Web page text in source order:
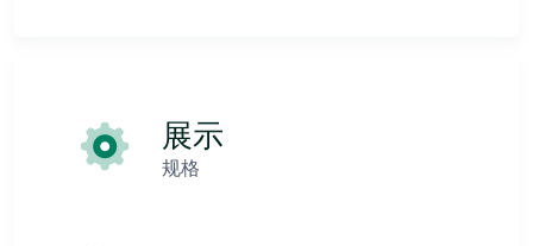
展示
规格